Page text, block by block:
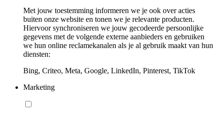
Met jouw toestemming informeren we je ook over acties
buiten onze website en tonen we je relevante producten.
Hiervoor synchroniseren we jouw gecodeerde persoonlijke
gegevens met de volgende externe aanbieders en gebruiken
we hun online reclamekanalen als je al gebruik maakt van hun
diensten:
Bing, Criteo, Meta, Google, LinkedIn, Pinterest, TikTok
Marketing